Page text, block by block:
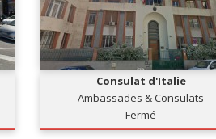
Consulat d'Italie
Ambassades & Consulats
Fermé